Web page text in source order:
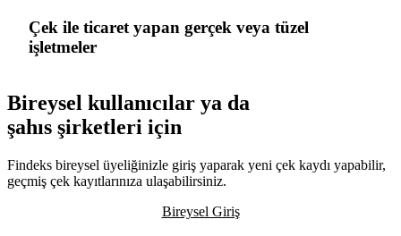
Çek ile ticaret yapan gerçek veya tüzel
işletmeler
Bireysel kullanıcılar ya da
şahıs şirketleri için
Findeks bireysel üyeliğinizle giriş yaparak yeni çek kaydı yapabilir,
geçmiş çek kayıtlarınıza ulaşabilirsiniz.
Bireysel Giriş